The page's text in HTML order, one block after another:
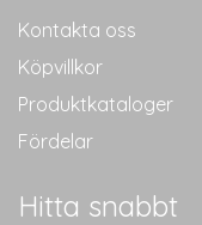
Kontakta oss
Köpvillkor
Produktkataloger
Fördelar
Hitta snabbt